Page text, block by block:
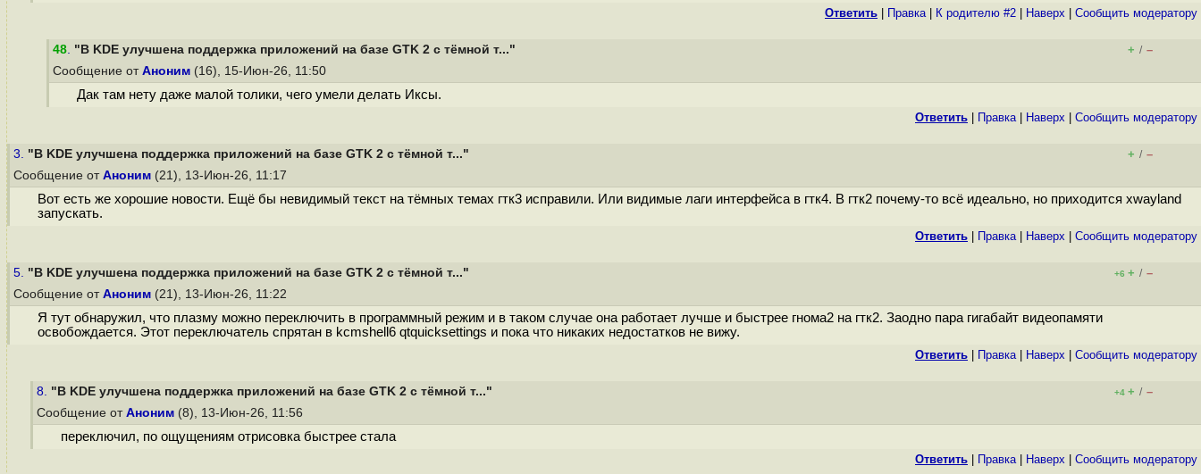
Ответить Правка| К родителю #2 Наверх Cообщить модератору
48. "В KDE улучшена поддержка приложений на базе GTK 2 с тёмной т..." + / –
Сообщение от Аноним (16), 15-Июн-26, 11:50
Дак там нету даже малой толики, чего умели делать Иксы.
Ответить Правка| Наверх Cообщить модератору
3. "В KDE улучшена поддержка приложений на базе GTK 2 с тёмной т..." + / –
Сообщение от Аноним (21), 13-Июн-26, 11:17
Вот есть же хорошие новости. Ещё бы невидимый текст на тёмных темах гтк3 исправили. Или видимые лаги интерфейса в гтк4. В гтк2 почему-то всё идеально, но приходится xwayland
запускать.
Ответить Правка| Наверх Cообщить модератору
5. "В KDE улучшена поддержка приложений на базе GTK 2 с тёмной т..." +6 + / –
Сообщение от Аноним (21), 13-Июн-26, 11:22
Я тут обнаружил, что плазму можно переключить в программный режим и в таком случае она работает лучше и быстрее гнома2 на гтк2. Заодно пара гигабайт видеопамяти
освобождается. Этот переключатель спрятан в kcmshell6 qtquicksettings и пока что никаких недостатков не вижу.
Ответить Правка| Наверх Cообщить модератору
8. "В KDE улучшена поддержка приложений на базе GTK 2 с тёмной т..." +4 + / –
Сообщение от Аноним (8), 13-Июн-26, 11:56
переключил, по ощущениям отрисовка быстрее стала
Ответить Правка| Наверх Cообщить модератору